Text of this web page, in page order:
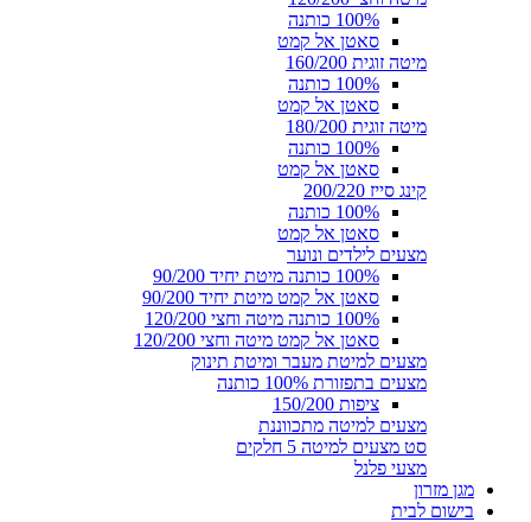
100% כותנה
סאטן אל קמט
מיטה זוגית 160/200
100% כותנה
סאטן אל קמט
מיטה זוגית 180/200
100% כותנה
סאטן אל קמט
קינג סייז 200/220
100% כותנה
סאטן אל קמט
מצעים לילדים ונוער
100% כותנה מיטת יחיד 90/200
סאטן אל קמט מיטת יחיד 90/200
100% כותנה מיטה וחצי 120/200
סאטן אל קמט מיטה וחצי 120/200
מצעים למיטת מעבר ומיטת תינוק
מצעים בתפזורת 100% כותנה
ציפות 150/200
מצעים למיטה מתכווננת
סט מצעים למיטה 5 חלקים
מצעי פלנל
מגן מזרון
בישום לבית